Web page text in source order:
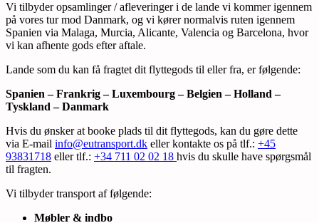
Vi tilbyder opsamlinger / afleveringer i de lande vi kommer igennem
på vores tur mod Danmark, og vi kører normalvis ruten igennem
Spanien via Malaga, Murcia, Alicante, Valencia og Barcelona, hvor
vi kan afhente gods efter aftale.
Lande som du kan få fragtet dit flyttegods til eller fra, er følgende:
Spanien – Frankrig – Luxembourg – Belgien – Holland –
Tyskland – Danmark
Hvis du ønsker at booke plads til dit flyttegods, kan du gøre dette
via E-mail info@eutransport.dk eller kontakte os på tlf.: +45
93831718 eller tlf.: +34 711 02 02 18 hvis du skulle have spørgsmål
til fragten.
Vi tilbyder transport af følgende:
Møbler & indbo